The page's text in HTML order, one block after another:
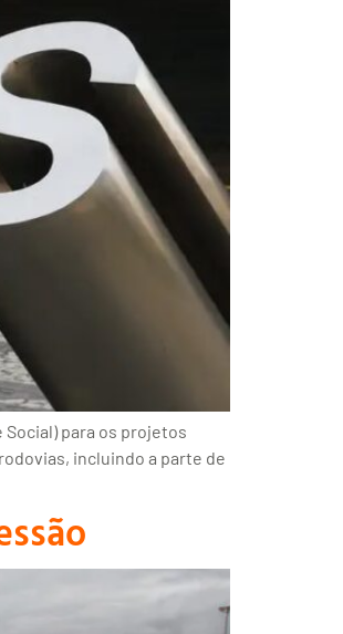
para os projetos
incluindo a parte de